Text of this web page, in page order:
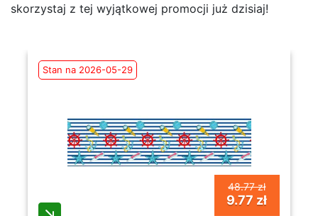
skorzystaj z tej wyjątkowej promocji już dzisiaj!
Stan na 2026-05-29
48.77 zł
9.77 zł